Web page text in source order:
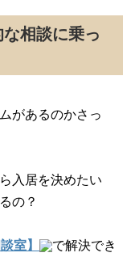
相談に乗っ
があるのかさっ
入居を決めたい
の？
室】
で解決でき